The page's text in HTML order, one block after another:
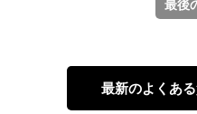
最後
最新のよくあ